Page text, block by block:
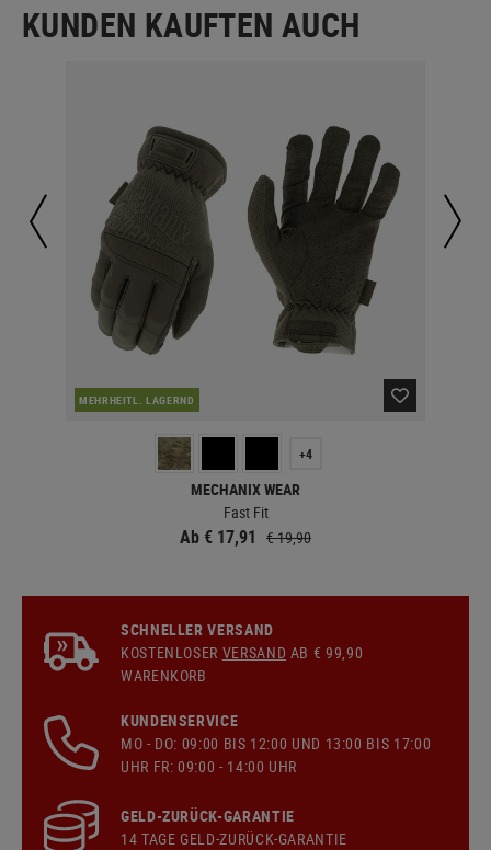
KUNDEN KAUFTEN AUCH
MEHRHEITL. LAGERND
+4
MECHANIX WEAR
Fast Fit
Ab € 17,91 € 19,90
SCHNELLER VERSAND
KOSTENLOSER VERSAND AB € 99,90
WARENKORB
KUNDENSERVICE
MO - DO: 09:00 BIS 12:00 UND 13:00 BIS 17:00
UHR FR: 09:00 - 14:00 UHR
GELD-ZURÜCK-GARANTIE
14 TAGE GELD-ZURÜCK-GARANTIE